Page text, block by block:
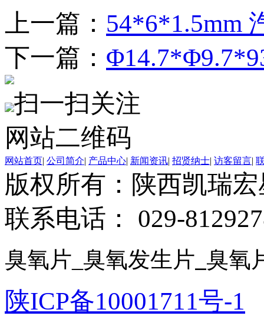
上一篇： 54*6*1.5mm
下一篇：
扫一扫关注
网站二维码
网站首页| 公司简介| 产品中心| 新闻资讯| 招贤纳士| 访客留言|
版权所有：陕西凯瑞
联系电话： 029-
臭氧片 臭氧发生片 臭氧
陕ICP备10001711号-1